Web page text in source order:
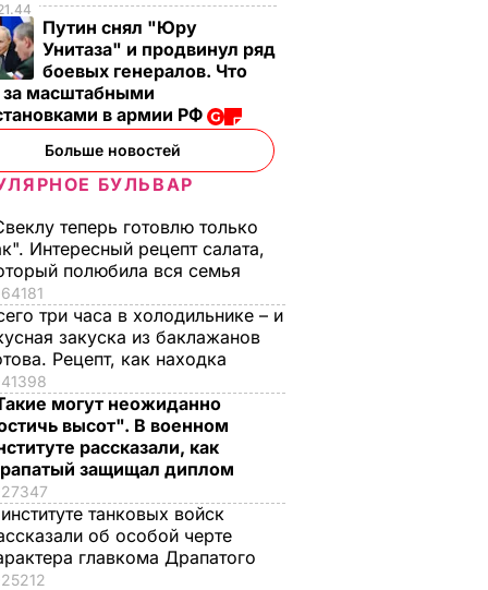
Путин снял "Юру
Унитаза" и продвинул ряд
боевых генералов. Что
за масштабными
в армии РФ
Больше новостей
БУЛЬВАР
теперь готовлю только
Интересный рецепт салата,
полюбила вся семья
64181
три часа в холодильнике – и
закуска из баклажанов
Рецепт, как находка
41398
могут неожиданно
высот". В военном
рассказали, как
защищал диплом
27347
танковых войск
об особой черте
главкома Драпатого
25212